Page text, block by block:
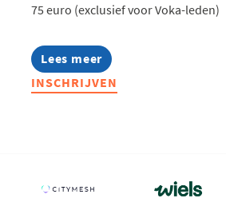
75 euro (exclusief voor Voka-leden)
Lees meer
about
Voka
Connect
INSCHRIJVEN